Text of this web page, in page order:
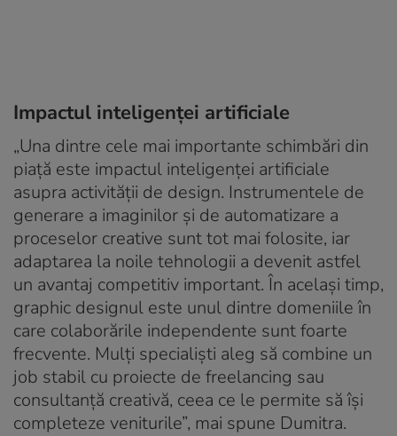
Impactul inteligenței artificiale
„Una dintre cele mai importante schimbări din
piață este impactul inteligenței artificiale
asupra activității de design. Instrumentele de
generare a imaginilor și de automatizare a
proceselor creative sunt tot mai folosite, iar
adaptarea la noile tehnologii a devenit astfel
un avantaj competitiv important. În același timp,
graphic designul este unul dintre domeniile în
care colaborările independente sunt foarte
frecvente. Mulți specialiști aleg să combine un
job stabil cu proiecte de freelancing sau
consultanță creativă, ceea ce le permite să își
completeze veniturile”, mai spune Dumitra.